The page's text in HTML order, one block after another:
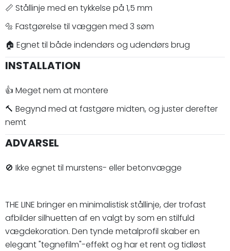
📏 Stållinje med en tykkelse på 1,5 mm
🔩 Fastgørelse til væggen med 3 søm
🏠 Egnet til både indendørs og udendørs brug
INSTALLATION
👍 Meget nem at montere
🔨 Begynd med at fastgøre midten, og juster derefter
nemt
ADVARSEL
🚫 Ikke egnet til murstens- eller betonvægge
THE LINE bringer en minimalistisk stållinje, der trofast
afbilder silhuetten af en valgt by som en stilfuld
vægdekoration. Den tynde metalprofil skaber en
elegant "tegnefilm"-effekt og har et rent og tidløst